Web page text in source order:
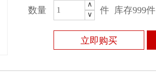
数量
∧
∨
件 库存999件
立即购买